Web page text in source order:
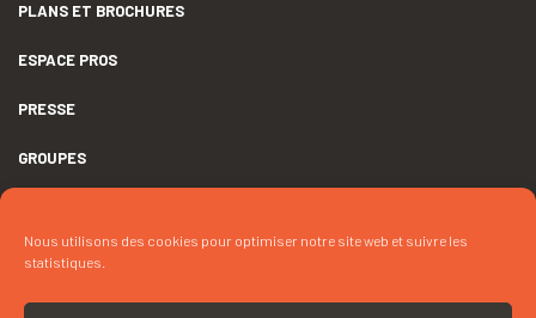
Nous utilisons des cookies pour optimiser notre site web et suivre les
statistiques.
PLANS ET BROCHURES
ESPACE PROS
PRESSE
GROUPES
DÉCLARATION D’ACCESSIBILITÉ
CRÉDITS